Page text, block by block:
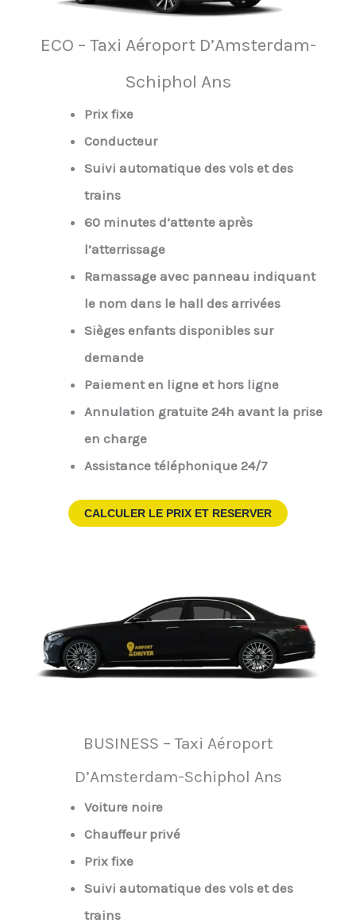
ECO – Taxi Aéroport D’Amsterdam-
Schiphol Ans
Prix fixe
Conducteur
Suivi automatique des vols et des
trains
60 minutes d’attente après
l’atterrissage
Ramassage avec panneau indiquant
le nom dans le hall des arrivées
Sièges enfants disponibles sur
demande
Paiement en ligne et hors ligne
Annulation gratuite 24h avant la prise
en charge
Assistance téléphonique 24/7
CALCULER LE PRIX ET RESERVER
BUSINESS – Taxi Aéroport
D’Amsterdam-Schiphol Ans
Voiture noire
Chauffeur privé
Prix fixe
Suivi automatique des vols et des
trains